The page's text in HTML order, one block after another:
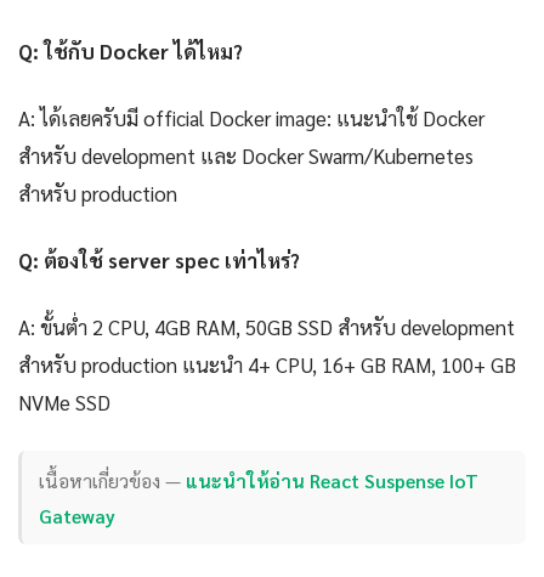
Q: ใช้กับ Docker ได้ไหม?
A: ได้เลยครับมี official Docker image: แนะนำใช้ Docker
สำหรับ development และ Docker Swarm/Kubernetes
สำหรับ production
Q: ต้องใช้ server spec เท่าไหร่?
A: ขั้นต่ำ 2 CPU, 4GB RAM, 50GB SSD สำหรับ development
สำหรับ production แนะนำ 4+ CPU, 16+ GB RAM, 100+ GB
NVMe SSD
เนื้อหาเกี่ยวข้อง — แนะนำให้อ่าน React Suspense IoT
Gateway